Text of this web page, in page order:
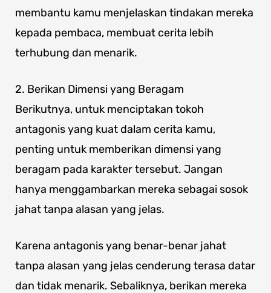
membantu kamu menjelaskan tindakan mereka
kepada pembaca, membuat cerita lebih
terhubung dan menarik.
2. Berikan Dimensi yang Beragam
Berikutnya, untuk menciptakan tokoh
antagonis yang kuat dalam cerita kamu,
penting untuk memberikan dimensi yang
beragam pada karakter tersebut. Jangan
hanya menggambarkan mereka sebagai sosok
jahat tanpa alasan yang jelas.
Karena antagonis yang benar-benar jahat
tanpa alasan yang jelas cenderung terasa datar
dan tidak menarik. Sebaliknya, berikan mereka